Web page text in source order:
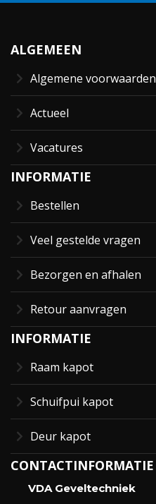
ALGEMEEN
Algemene voorwaarden
Actueel
Vacatures
INFORMATIE
Bestellen
Veel gestelde vragen
Bezorgen en afhalen
Retour aanvragen
INFORMATIE
Raam kapot
Schuifpui kapot
Deur kapot
CONTACTINFORMATIE
VDA Geveltechniek